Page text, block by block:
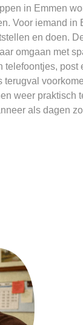
in Emmen
Voor iemand in
en doen.
omgaan met
telefoontjes, post
terugval
weer praktisch
als dagen